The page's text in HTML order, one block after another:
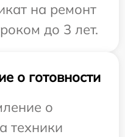
на ремонт
до 3 лет.
о готовности
о
техники